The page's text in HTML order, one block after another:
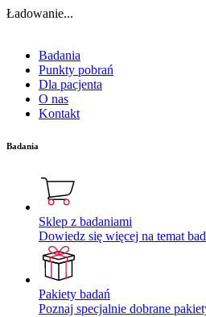
Ładowanie...
Badania
Punkty pobrań
Dla pacjenta
O nas
Kontakt
Badania
Sklep z badaniami
Dowiedz się więcej na temat
Pakiety badań
Poznaj specjalnie dobrane